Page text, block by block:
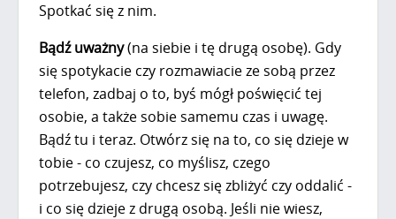
Spotkać się z nim.
Bądź uważny(na siebie i tę drugą osobę). Gdy
się spotykacie czy rozmawiacie ze sobą przez
telefon, zadbaj o to, byś mógł poświęcić tej
osobie, a także sobie samemu czas i uwagę.
Bądź tu i teraz. Otwórz się na to, co się dzieje w
tobie - co czujesz, co myślisz, czego
potrzebujesz, czy chcesz się zbliżyć czy oddalić -
i co się dzieje z drugą osobą. Jeśli nie wiesz,